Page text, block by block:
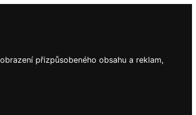
přizpůsobeného obsahu a reklam,